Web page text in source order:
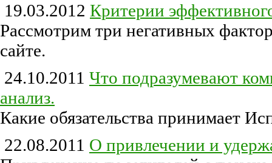
19.03.2012 Критерии
Рассмотрим три негативных
сайте.
24.10.2011 Что подразумевают
анализ.
Какие обязательства принимает
22.08.2011 О привлечении и